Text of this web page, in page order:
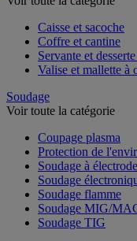
Caisse et sacoche
Coffre et cantine
Servante et
Valise et mallette à
Soudage
Voir toute la catégorie
Coupage plasma
Protection de
Soudage à électrode
Soudage
Soudage flamme
Soudage MIG/
Soudage TIG